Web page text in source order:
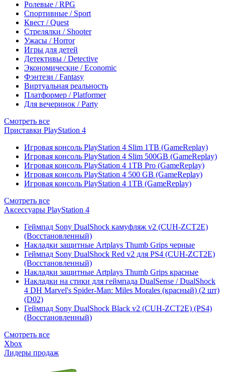
Ролевые / RPG
Спортивные / Sport
Квест / Quest
Стрелялки / Shooter
Ужасы / Horror
Игры для детей
Детективы / Detective
Экономические / Economic
Фэнтези / Fantasy
Виртуальная реальность
Платформер / Platformer
Для вечеринок / Party
Смотреть все
Приставки PlayStation 4
Игровая консоль PlayStation 4 Slim 1TB (GameReplay)
Игровая консоль PlayStation 4 Slim 500GB (GameReplay)
Игровая консоль PlayStation 4 1TB Pro (GameReplay)
Игровая консоль PlayStation 4 500 GB (GameReplay)
Игровая консоль PlayStation 4 1TB (GameReplay)
Смотреть все
Аксессуары PlayStation 4
Геймпад Sony DualShock камуфляж v2 (CUH-ZCT2E)
(Восстановленный)
Накладки защитные Artplays Thumb Grips черные
Геймпад Sony DualShock Red v2 для PS4 (CUH-ZCT2E)
(Восстановленный)
Накладки защитные Artplays Thumb Grips красные
Накладки на стики для геймпада DualSense / DualShock
4 DH Marvel's Spider-Man: Miles Morales (красный) (2 шт)
(D02)
Геймпад Sony DualShock Black v2 (CUH-ZCT2E) (PS4)
(Восстановленный)
Смотреть все
Xbox
Лидеры продаж